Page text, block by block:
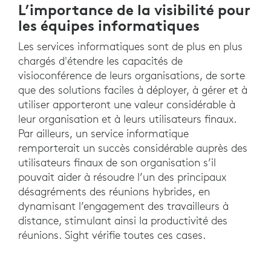
L’importance de la visibilité pour
les équipes informatiques
Les services informatiques sont de plus en plus
chargés d'étendre les capacités de
visioconférence de leurs organisations, de sorte
que des solutions faciles à déployer, à gérer et à
utiliser apporteront une valeur considérable à
leur organisation et à leurs utilisateurs finaux.
Par ailleurs, un service informatique
remporterait un succès considérable auprès des
utilisateurs finaux de son organisation s’il
pouvait aider à résoudre l’un des principaux
désagréments des réunions hybrides, en
dynamisant l’engagement des travailleurs à
distance, stimulant ainsi la productivité des
réunions. Sight vérifie toutes ces cases.